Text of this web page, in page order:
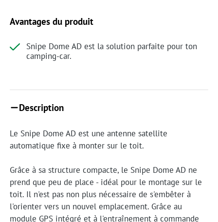
Avantages du produit
Snipe Dome AD est la solution parfaite pour ton
camping-car.
Description
Le Snipe Dome AD est une antenne satellite
automatique fixe à monter sur le toit.
Grâce à sa structure compacte, le Snipe Dome AD ne
prend que peu de place - idéal pour le montage sur le
toit. Il n'est pas non plus nécessaire de s'embêter à
l'orienter vers un nouvel emplacement. Grâce au
module GPS intégré et à l'entraînement à commande